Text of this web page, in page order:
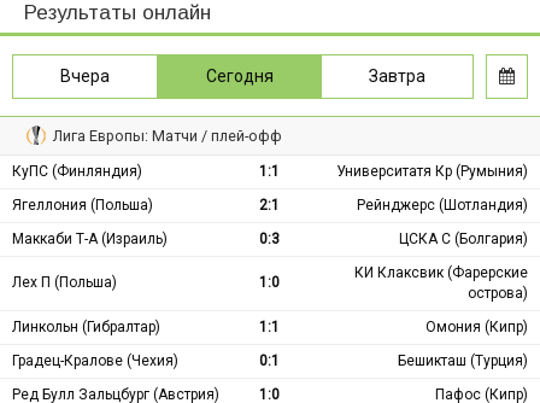
Результаты онлайн
Вчера Сегодня Завтра
Лига Европы: Матчи / плей-офф
КуПС (Финляндия) 1:1
Университатя Кр (Румыния)
Ягеллония (Польша)
2:1
Рейнджерс (Шотландия)
Маккаби Т-А (Израиль)
0:3 ЦСКА С (Болгария)
Лех П (Польша) 1:0
КИ Клаксвик (Фарерские
острова)
Линкольн (Гибралтар)
1:1
Омония (Кипр)
Градец-Кралове (Чехия)
0:1
Бешикташ (Турция)
Ред Булл Зальцбург (Австрия)
1:0
Пафос (Кипр)